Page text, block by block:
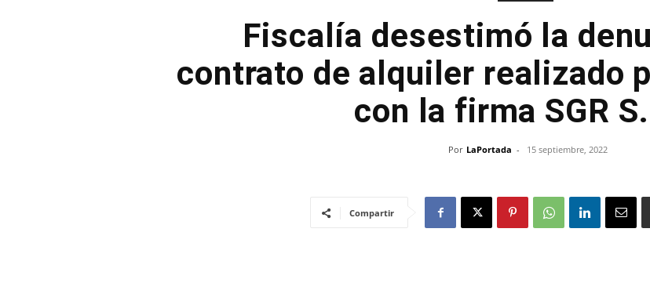
Fiscalía desestimó la
contrato de alquiler realizado
con la firma SGR
Por LaPortada - 15 septiembre, 2022
Compartir